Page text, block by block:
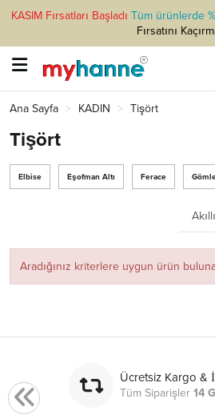
KASIM Fırsatları Başladı Tüm ürünlerde
Fırsatını
Ana Sayfa KADIN Tişört
Tişört
Elbise Eşofman Altı Ferace
Aradığınız kriterlere uygun ürün
Ücretsiz Kargo &
Tüm Siparişler14